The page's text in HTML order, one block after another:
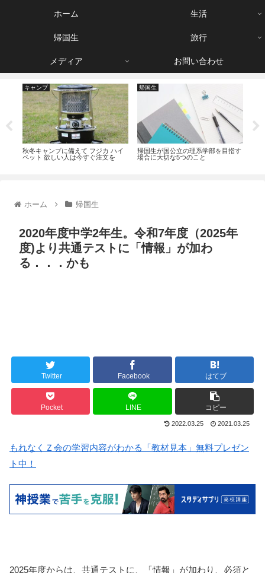
ホーム 生活
帰国生 旅行
メディア お問い合わせ
キャンプ
秋冬キャンプに備えて フジカ ハイ
ペット 欲しい人は今すぐ注文を
帰国生
帰国生が国公立の理系学部を目指す
場合に大切な5つのこと
ホーム 帰国生
2020年度中学2年生。令和7年度（2025年
度)より共通テストに「情報」が加わ
る．．．かも
Twitter Facebook はてブ
Pocket LINE コピー
2022.03.25 2021.03.25
もれなくＺ会の学習内容がわかる「教材見本」無料プレゼン
ト中！
2025年度からは、共通テストに、「情報」が加わり、必須と